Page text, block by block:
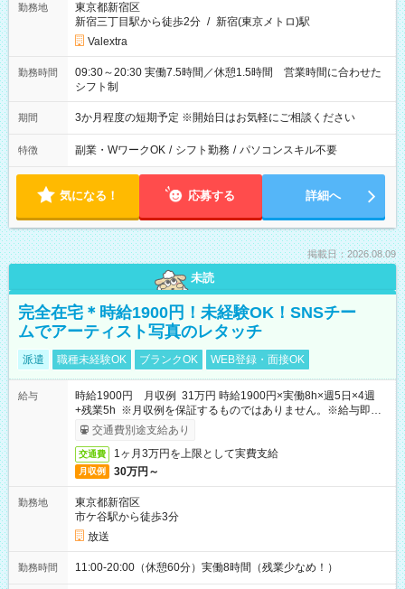
勤務地
東京都新宿区
新宿三丁目駅から徒歩2分 / 新宿(東京メトロ)駅
Valextra
勤務時間
09:30～20:30 実働7.5時間／休憩1.5時間 営業時間に合わせた
シフト制
期間 3か月程度の短期予定 ※開始日はお気軽にご相談ください
特徴 副業・WワークOK / シフト勤務 / パソコンスキル不要
気になる！ 応募する 詳細へ
掲載日：2026.08.09
未読
完全在宅＊時給1900円！未経験OK！SNSチー
ムでアーティスト写真のレタッチ
派遣 職種未経験OK ブランクOK WEB登録・面接OK
給与
時給1900円 月収例 31万円 時給1900円×実働8h×週5日×4週
+残業5h ※月収例を保証するものではありません。※給与即受
取りサービス利用可（利用条件有）
交通費別途支給あり
交通費 1ヶ月3万円を上限として実費支給
月収例 30万円～
勤務地
東京都新宿区
市ケ谷駅から徒歩3分
放送
勤務時間 11:00-20:00（休憩60分）実働8時間（残業少なめ！）